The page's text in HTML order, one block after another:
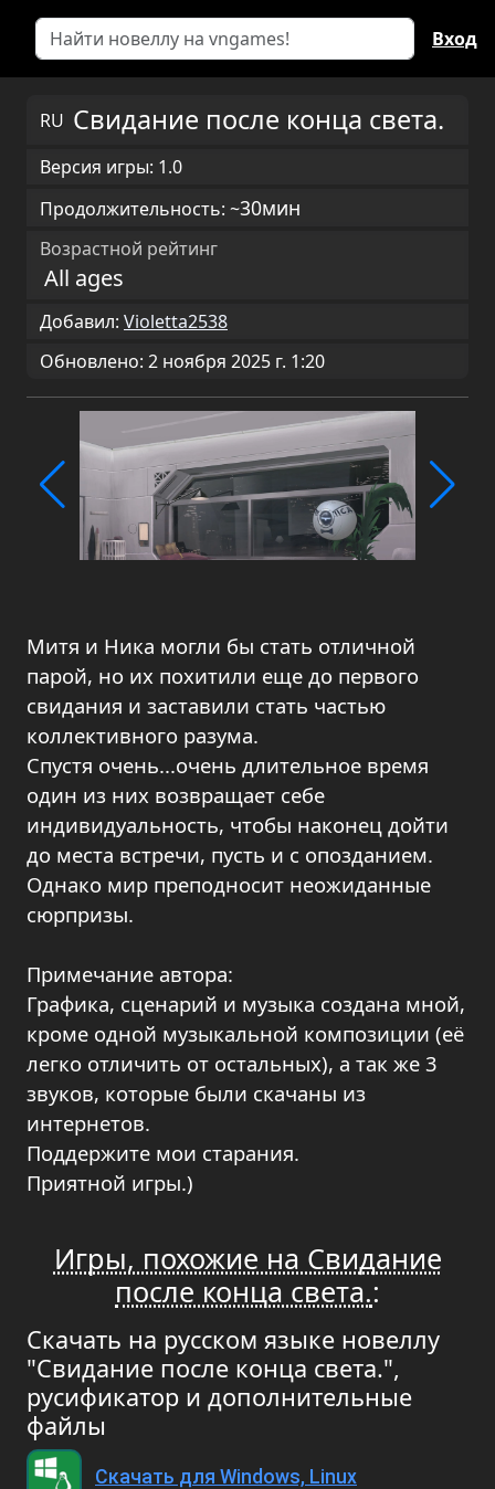
Вход
RU Свидание после конца света.
Версия игры: 1.0
Продолжительность: ~30мин
Возрастной рейтинг
All ages
Добавил: Violetta2538
Обновлено: 2 ноября 2025 г. 1:20
Митя и Ника могли бы стать отличной
парой, но их похитили еще до первого
свидания и заставили стать частью
коллективного разума.
Спустя очень...очень длительное время
один из них возвращает себе
индивидуальность, чтобы наконец дойти
до места встречи, пусть и с опозданием.
Однако мир преподносит неожиданные
сюрпризы.
Примечание автора:
Графика, сценарий и музыка создана мной,
кроме одной музыкальной композиции (её
легко отличить от остальных), а так же 3
звуков, которые были скачаны из
интернетов.
Поддержите мои старания.
Приятной игры.)
Игры, похожие на Свидание
после конца света.:
Скачать на русском языке новеллу
"Свидание после конца света.",
русификатор и дополнительные
файлы
Скачать для Windows, Linux